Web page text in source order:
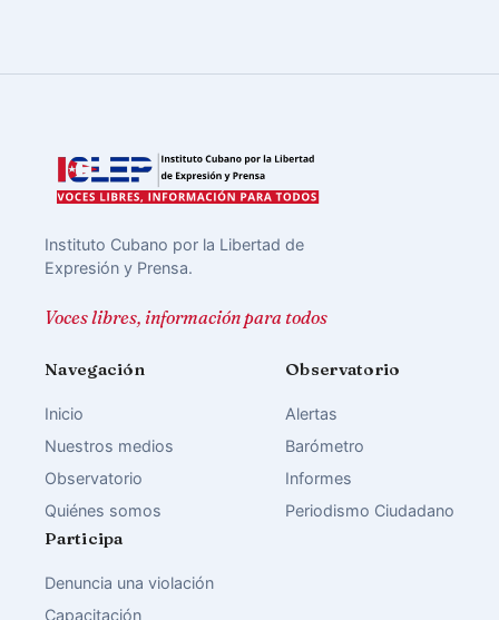
Instituto Cubano por la Libertad de
Expresión y Prensa.
Voces libres, información para todos
Navegación
Inicio
Nuestros medios
Observatorio
Quiénes somos
Observatorio
Alertas
Barómetro
Informes
Periodismo Ciudadano
Participa
Denuncia una violación
Capacitación